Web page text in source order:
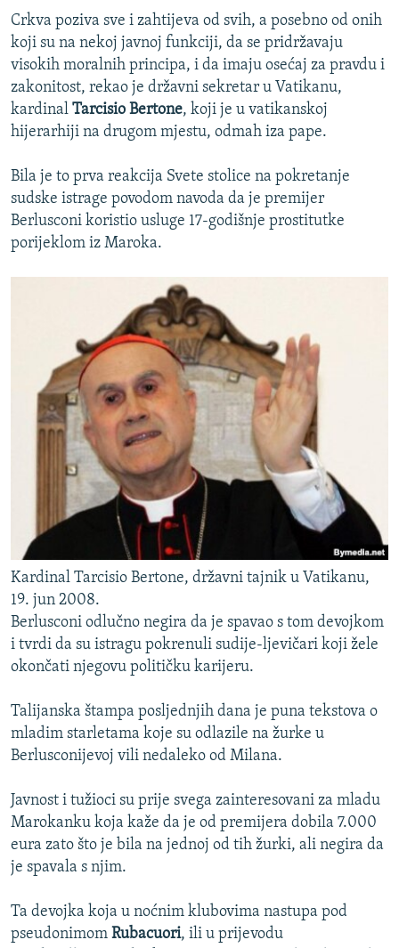
Crkva poziva sve i zahtijeva od svih, a posebno od onih
koji su na nekoj javnoj funkciji, da se pridržavaju
visokih moralnih principa, i da imaju osećaj za pravdu i
zakonitost, rekao je državni sekretar u Vatikanu,
kardinal Tarcisio Bertone, koji je u vatikanskoj
hijerarhiji na drugom mjestu, odmah iza pape.
Bila je to prva reakcija Svete stolice na pokretanje
sudske istrage povodom navoda da je premijer
Berlusconi koristio usluge 17-godišnje prostitutke
porijeklom iz Maroka.
Kardinal Tarcisio Bertone, državni tajnik u Vatikanu,
19. jun 2008.
Berlusconi odlučno negira da je spavao s tom devojkom
i tvrdi da su istragu pokrenuli sudije-ljevičari koji žele
okončati njegovu političku karijeru.
Talijanska štampa posljednjih dana je puna tekstova o
mladim starletama koje su odlazile na žurke u
Berlusconijevoj vili nedaleko od Milana.
Javnost i tužioci su prije svega zainteresovani za mladu
Marokanku koja kaže da je od premijera dobila 7.000
eura zato što je bila na jednoj od tih žurki, ali negira da
je spavala s njim.
Ta devojka koja u noćnim klubovima nastupa pod
pseudonimom Rubacuori, ili u prijevodu